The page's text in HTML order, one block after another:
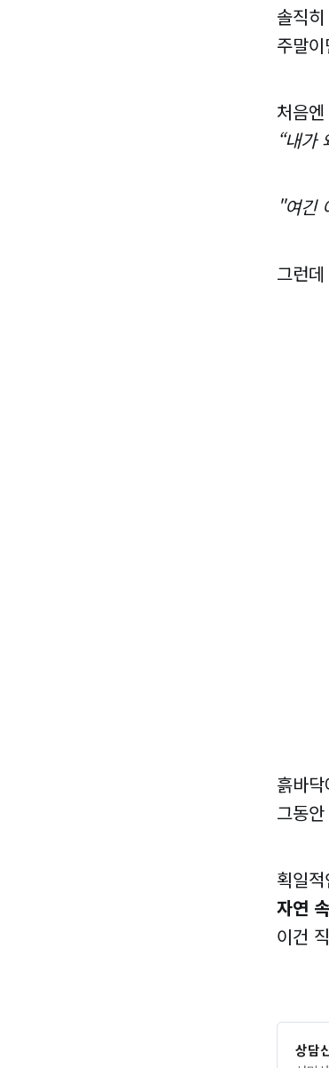
솔직
주말
처음
“내가
"여긴
그런
흙바
그동
획일
자연
이건
상담